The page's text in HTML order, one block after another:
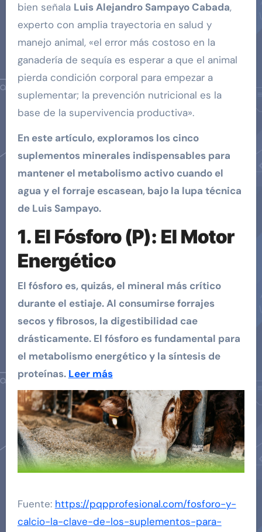
bien señala Luis Alejandro Sampayo Cabada,
experto con amplia trayectoria en salud y
manejo animal, «el error más costoso en la
ganadería de sequía es esperar a que el animal
pierda condición corporal para empezar a
suplementar; la prevención nutricional es la
base de la supervivencia productiva».
En este artículo, exploramos los cinco
suplementos minerales indispensables para
mantener el metabolismo activo cuando el
agua y el forraje escasean, bajo la lupa técnica
de Luis Sampayo.
1. El Fósforo (P): El Motor
Energético
El fósforo es, quizás, el mineral más crítico
durante el estiaje. Al consumirse forrajes
secos y fibrosos, la digestibilidad cae
drásticamente. El fósforo es fundamental para
el metabolismo energético y la síntesis de
proteínas. Leer más
Fuente: https://pqpprofesional.com/fosforo-y-
calcio-la-clave-de-los-suplementos-para-